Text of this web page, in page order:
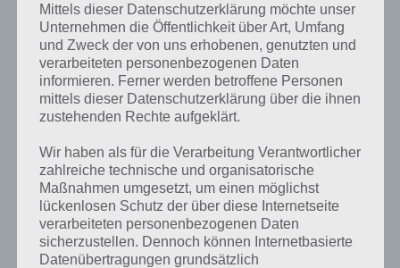
Tweet auf Twitter
Mehr Artikel hier auf Touchportal
Mittels dieser Datenschutzerklärung möchte unser
Unternehmen die Öffentlichkeit über Art, Umfang
und Zweck der von uns erhobenen, genutzten und
verarbeiteten personenbezogenen Daten
informieren. Ferner werden betroffene Personen
mittels dieser Datenschutzerklärung über die ihnen
zustehenden Rechte aufgeklärt.
Wir haben als für die Verarbeitung Verantwortlicher
zahlreiche technische und organisatorische
Maßnahmen umgesetzt, um einen möglichst
lückenlosen Schutz der über diese Internetseite
verarbeiteten personenbezogenen Daten
sicherzustellen. Dennoch können Internetbasierte
Datenübertragungen grundsätzlich